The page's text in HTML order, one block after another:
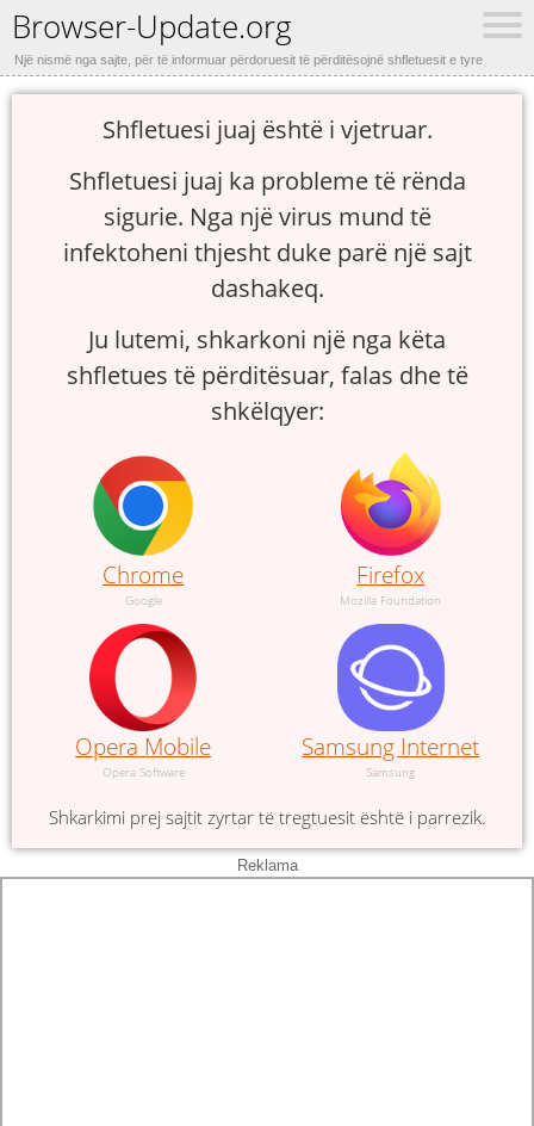
Browser-Update.org
Një nismë nga sajte, për të informuar përdoruesit të përditësojnë shfletuesit e tyre
Shfletuesi juaj është i vjetruar.
Shfletuesi juaj ka probleme të rënda
sigurie. Nga një virus mund të
infektoheni thjesht duke parë një sajt
dashakeq.
Ju lutemi, shkarkoni një nga këta
shfletues të përditësuar, falas dhe të
shkëlqyer:
Chrome
Google
Firefox
Mozilla Foundation
Opera Mobile
Opera Software
Samsung Internet
Samsung
Shkarkimi prej sajtit zyrtar të tregtuesit është i parrezik.
Reklama